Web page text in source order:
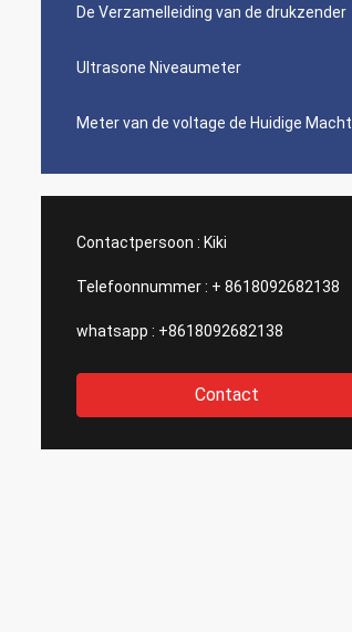
De Verzamelleiding van de drukzender
Ultrasone Niveaumeter
Meter van de voltage de Huidige Macht
Contactpersoon : Kiki
Telefoonnummer : + 8618092682138
whatsapp : +8618092682138
Contact